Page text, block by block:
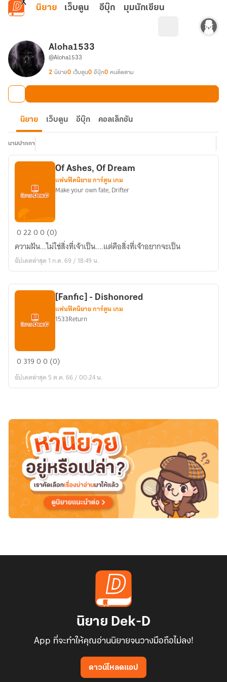
ข้ามไปยังเนื้อหาหลัก
นิยาย เว็บตูน อีบุ๊ก มุมนักเขียน
Aloha1533
@Aloha1533
2 นิยาย0 เว็บตูน0 อีบุ๊ก0 คนติดตาม
นิยาย เว็บตูน อีบุ๊ก คอลเล็กชัน
นามปากกา
Of
Ashes,
Of
Dream
Of Ashes, Of Dream
แฟนฟิคนิยาย การ์ตูน เกม
Make your own fate, Drifter
02200 (0)
ความฝัน...ไม่ใช่สิ่งที่เจ้าเป็น....แต่คือสิ่งที่เจ้าอยากจะเป็น
อัปเดตล่าสุด 1 ก.ค. 69 / 18:49 น.
[Fanfic]
Dishonored
[Fanfic] - Dishonored
แฟนฟิคนิยาย การ์ตูน เกม
1533Return
031900 (0)
อัปเดตล่าสุด 5 ต.ค. 66 / 00:24 น.
นิยาย Dek-D
App ที่จะทำให้คุณอ่านนิยายจนวางมือถือไม่ลง!
ดาวน์โหลดแอป